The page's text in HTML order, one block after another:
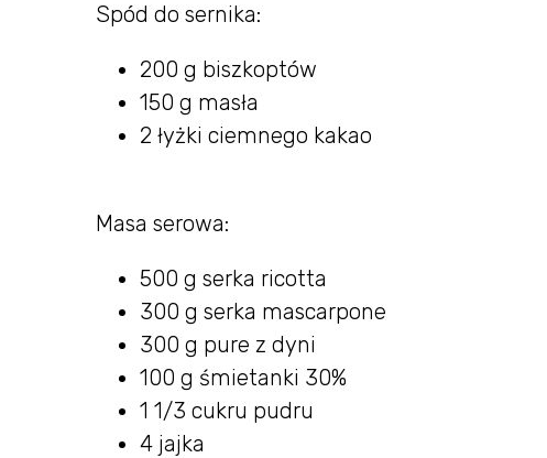
Spód do sernika:
200 g biszkoptów
150 g masła
2 łyżki ciemnego kakao
Masa serowa:
500 g serka ricotta
300 g serka mascarpone
300 g pure z dyni
100 g śmietanki 30%
1 1/3 cukru pudru
4 jajka